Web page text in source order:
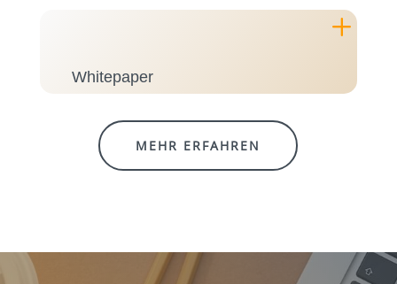
L
Whitepaper
MEHR ERFAHREN